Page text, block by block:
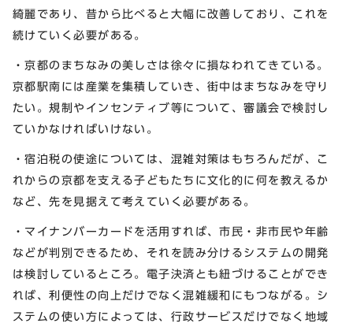
綺麗であり、昔から比べると大幅に改善しており、これを
続けていく必要がある。
・京都のまちなみの美しさは徐々に損なわれてきている。
京都駅南には産業を集積していき、街中はまちなみを守り
たい。規制やインセンティブ等について、審議会で検討し
ていかなければいけない。
・宿泊税の使途については、混雑対策はもちろんだが、こ
れからの京都を支える子どもたちに文化的に何を教えるか
など、先を見据えて考えていく必要がある。
・マイナンバーカードを活用すれば、市民・非市民や年齢
などが判別できるため、それを読み分けるシステムの開発
は検討しているところ。電子決済とも紐づけることができ
れば、利便性の向上だけでなく混雑緩和にもつながる。シ
ステムの使い方によっては、行政サービスだけでなく地域